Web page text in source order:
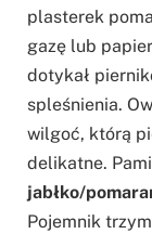
plasterek
gazę lub
dotykał
spleśnienia.
wilgoć, którą
delikatne.
jabłko/
Pojemnik